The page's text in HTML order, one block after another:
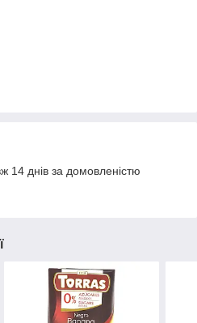
14 днів за домовленістю